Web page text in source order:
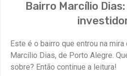
Bairro Marcílio
Este é o bairro que entrou na
Marcílio Dias, de Porto Alegre.
sobre? Então continue a leitura!